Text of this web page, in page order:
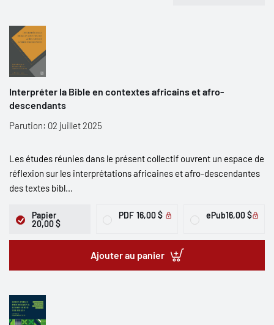
Interpréter la Bible en contextes africains et afro-
descendants
Parution: 02 juillet 2025
Les études réunies dans le présent collectif ouvrent un espace de
réflexion sur les interprétations africaines et afro-descendantes
des textes bibl...
Papier
20,00 $
PDF 16,00 $ ePub16,00 $
Ajouter au panier